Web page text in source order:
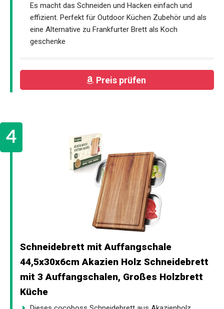
Es macht das Schneiden und Hacken einfach und
effizient. Perfekt für Outdoor Küchen Zubehör und als
eine Alternative zu Frankfurter Brett als Koch
geschenke
Preis prüfen
Schneidebrett mit Auffangschale
44,5x30x6cm Akazien Holz Schneidebrett
mit 3 Auffangschalen, Großes Holzbrett
Küche